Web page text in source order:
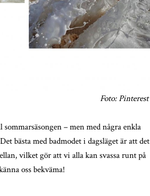
Foto: Pinterest
– men med några enkla
bästa med badmodet i dagsläget är att det
vilket gör att vi alla kan svassa runt på
oss bekväma!